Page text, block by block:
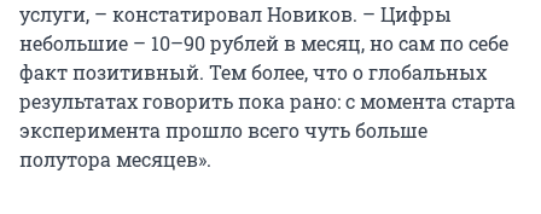
услуги, – констатировал Новиков. – Цифры
небольшие – 10–90 рублей в месяц, но сам по себе
факт позитивный. Тем более, что о глобальных
результатах говорить пока рано: с момента старта
эксперимента прошло всего чуть больше
полутора месяцев».